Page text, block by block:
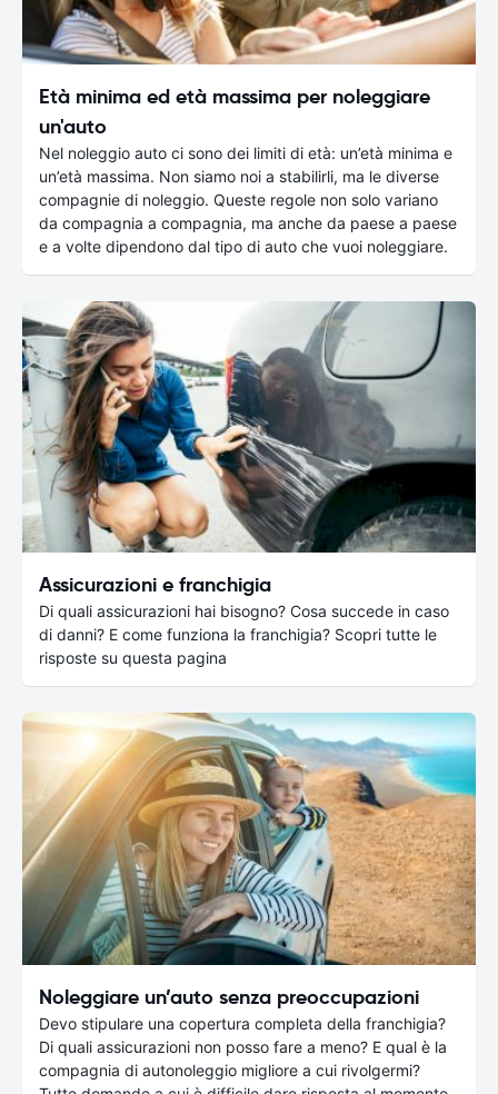
Età minima ed età massima per noleggiare
un'auto
Nel noleggio auto ci sono dei limiti di età: un’età minima e
un’età massima. Non siamo noi a stabilirli, ma le diverse
compagnie di noleggio. Queste regole non solo variano
da compagnia a compagnia, ma anche da paese a paese
e a volte dipendono dal tipo di auto che vuoi noleggiare.
Assicurazioni e franchigia
Di quali assicurazioni hai bisogno? Cosa succede in caso
di danni? E come funziona la franchigia? Scopri tutte le
risposte su questa pagina
Noleggiare un’auto senza preoccupazioni
Devo stipulare una copertura completa della franchigia?
Di quali assicurazioni non posso fare a meno? E qual è la
compagnia di autonoleggio migliore a cui rivolgermi?